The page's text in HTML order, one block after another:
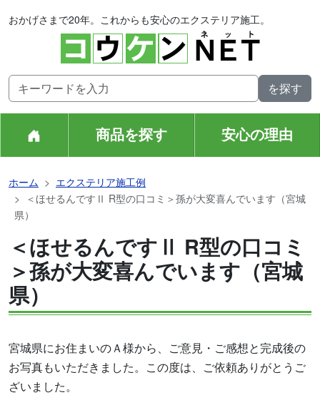
おかげさまで20年。これからも安心のエクステリア施工。
商品を探す 安心の理由
ホーム
エクステリア施工例
＜ほせるんですⅡ R型の口コミ＞孫が大変喜んでいます（宮城
県）
＜ほせるんですⅡ R型の口コミ
＞孫が大変喜んでいます（宮城
県）
宮城県にお住まいのＡ様から、ご意見・ご感想と完成後の
お写真もいただきました。この度は、ご依頼ありがとうご
ざいました。